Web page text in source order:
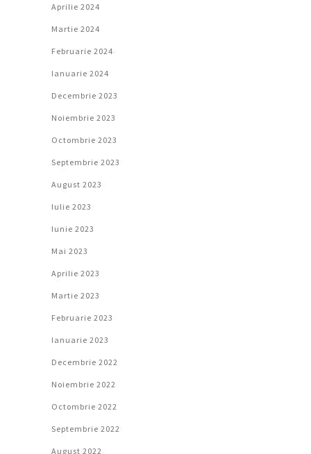
Aprilie 2024
Martie 2024
Februarie 2024
Ianuarie 2024
Decembrie 2023
Noiembrie 2023
Octombrie 2023
Septembrie 2023
August 2023
Iulie 2023
Iunie 2023
Mai 2023
Aprilie 2023
Martie 2023
Februarie 2023
Ianuarie 2023
Decembrie 2022
Noiembrie 2022
Octombrie 2022
Septembrie 2022
August 2022